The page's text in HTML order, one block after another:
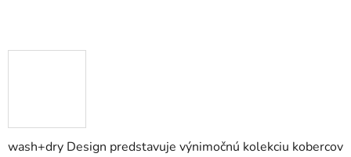
wash+dry Design predstavuje výnimočnú kolekciu kobercov